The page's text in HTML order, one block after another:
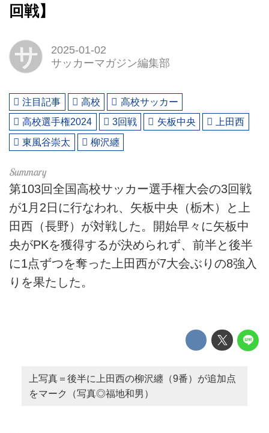
回戦】
サ
2025-01-02
サッカーマガジン編集部
注目記事 高校
高校サッカー
高校選手権2024
3回戦 矢板中央
上田西
東風谷崇太
柳沢纏
第103回全国高校サッカー選手権大会の3回戦
が1月2日に行なわれ、矢板中央（栃木）と上
田西（長野）が対戦した。開始早々に矢板中
央がPKを獲得するが決められず、前半と後半
に1点ずつを奪った上田西が7大会ぶりの8強入
りを果たした。
上写真＝後半に上田西の柳沢纏（9番）が追加点
をマーク（写真◎福地和男）